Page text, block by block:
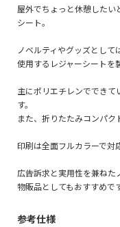
屋外でちょっと休憩したい
シート。
ノベルティやグッズとし
使用するレジャーシートを
主にポリエチレンでできて
す。
また、折りたたみコンパク
印刷は全面フルカラーで対
広告訴求と実用性を兼ねた
物販品としてもおすすめです
参考仕様